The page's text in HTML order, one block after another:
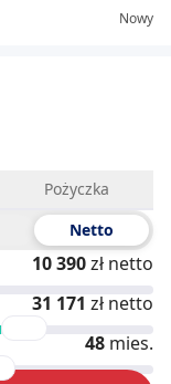
Nowy
Pożyczka
Netto
10 390zł netto
31 171 zł netto
48 mies.